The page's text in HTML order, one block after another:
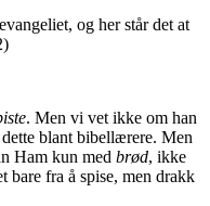
og her står det at
. Men vi vet ikke om han
blant bibellærere. Men
Ham kun med brød, ikke
bare fra å spise, men drakk